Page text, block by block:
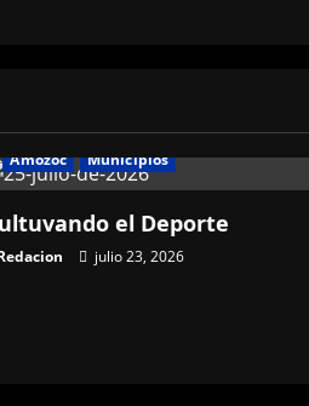
Amozoc Municipios
el Deporte
julio 23, 2026